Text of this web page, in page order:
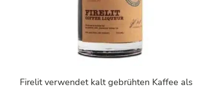
Firelit verwendet kalt gebrühten Kaffee als